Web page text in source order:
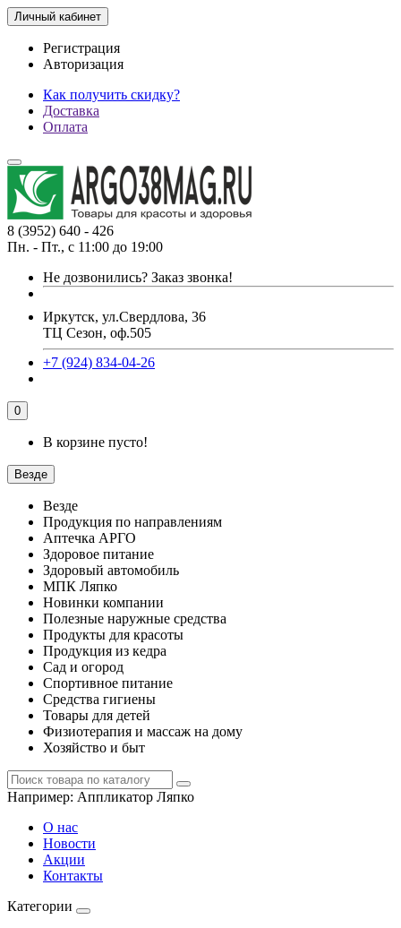
Личный кабинет
Регистрация
Авторизация
Как получить скидку?
Доставка
Оплата
8 (3952) 640 - 426
Пн. - Пт., с 11:00 до 19:00
Не дозвонились? Заказ звонка!
Иркутск, ул.Свердлова, 36
ТЦ Сезон, оф.505
+7 (924) 834-04-26
0
В корзине пусто!
Везде
Везде
Продукция по направлениям
Аптечка АРГО
Здоровое питание
Здоровый автомобиль
МПК Ляпко
Новинки компании
Полезные наружные средства
Продукты для красоты
Продукция из кедра
Сад и огород
Спортивное питание
Средства гигиены
Товары для детей
Физиотерапия и массаж на дому
Хозяйство и быт
Например: Аппликатор Ляпко
О нас
Новости
Акции
Контакты
Категории